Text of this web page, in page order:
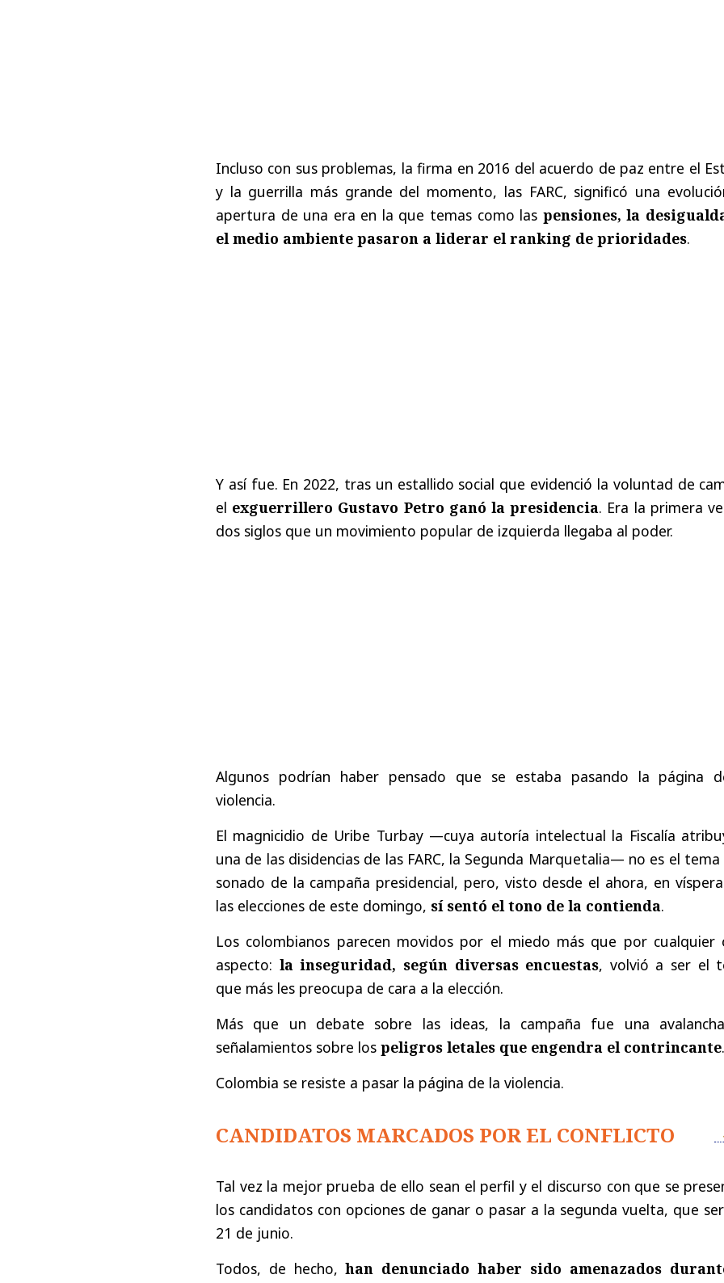
Incluso con sus problemas, la firma en 2016 del acuerdo de paz entre el
y la guerrilla más grande del momento, las FARC, significó una
apertura de una era en la que temas como las pensiones, la
el medio ambiente pasaron a liderar el ranking de prioridades.
Y así fue. En 2022, tras un estallido social que evidenció la voluntad de
el exguerrillero Gustavo Petro ganó la presidencia. Era la primera
dos siglos que un movimiento popular de izquierda llegaba al poder.
Algunos podrían haber pensado que se estaba pasando la página
violencia.
El magnicidio de Uribe Turbay —cuya autoría intelectual la Fiscalía
una de las disidencias de las FARC, la Segunda Marquetalia— no es el tema
sonado de la campaña presidencial, pero, visto desde el ahora, en
las elecciones de este domingo, sí sentó el tono de la contienda.
Los colombianos parecen movidos por el miedo más que por cualquier
aspecto: la inseguridad, según diversas encuestas, volvió a ser el
que más les preocupa de cara a la elección.
Más que un debate sobre las ideas, la campaña fue una
señalamientos sobre los peligros letales que engendra el contrincante.
Colombia se resiste a pasar la página de la violencia.
CANDIDATOS MARCADOS POR EL CONFLICTO
Tal vez la mejor prueba de ello sean el perfil y el discurso con que se
los candidatos con opciones de ganar o pasar a la segunda vuelta, que
21 de junio.
Todos, de hecho,han denunciado haber sido amenazados